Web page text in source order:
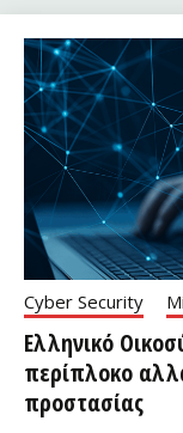
Cyber Security
Ελληνικό
περίπλοκο
προστασίας